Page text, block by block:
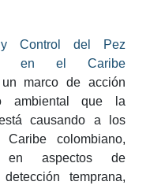
Control del Pez
en el Caribe
marco de acción
ambiental que la
causando a los
colombiano,
en aspectos de
temprana,